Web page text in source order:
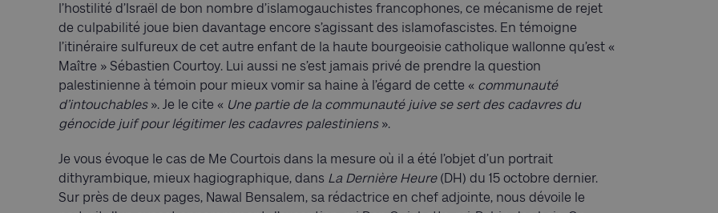
l’hostilité d’Israël de bon nombre d’islamogauchistes francophones, ce mécanisme de rejet
de culpabilité joue bien davantage encore s’agissant des islamofascistes. En témoigne
l’itinéraire sulfureux de cet autre enfant de la haute bourgeoisie catholique wallonne qu’est «
Maître » Sébastien Courtoy. Lui aussi ne s’est jamais privé de prendre la question
palestinienne à témoin pour mieux vomir sa haine à l’égard de cette « communauté
d’intouchables». Je le cite « Une partie de la communauté juive se sert des cadavres du
génocide juif pour légitimer les cadavres palestiniens».
Je vous évoque le cas de Me Courtois dans la mesure où il a été l’objet d’un portrait
dithyrambique, mieux hagiographique, dans La Dernière Heure(DH) du 15 octobre dernier.
Sur près de deux pages, Nawal Bensalem, sa rédactrice en chef adjointe, nous dévoile le